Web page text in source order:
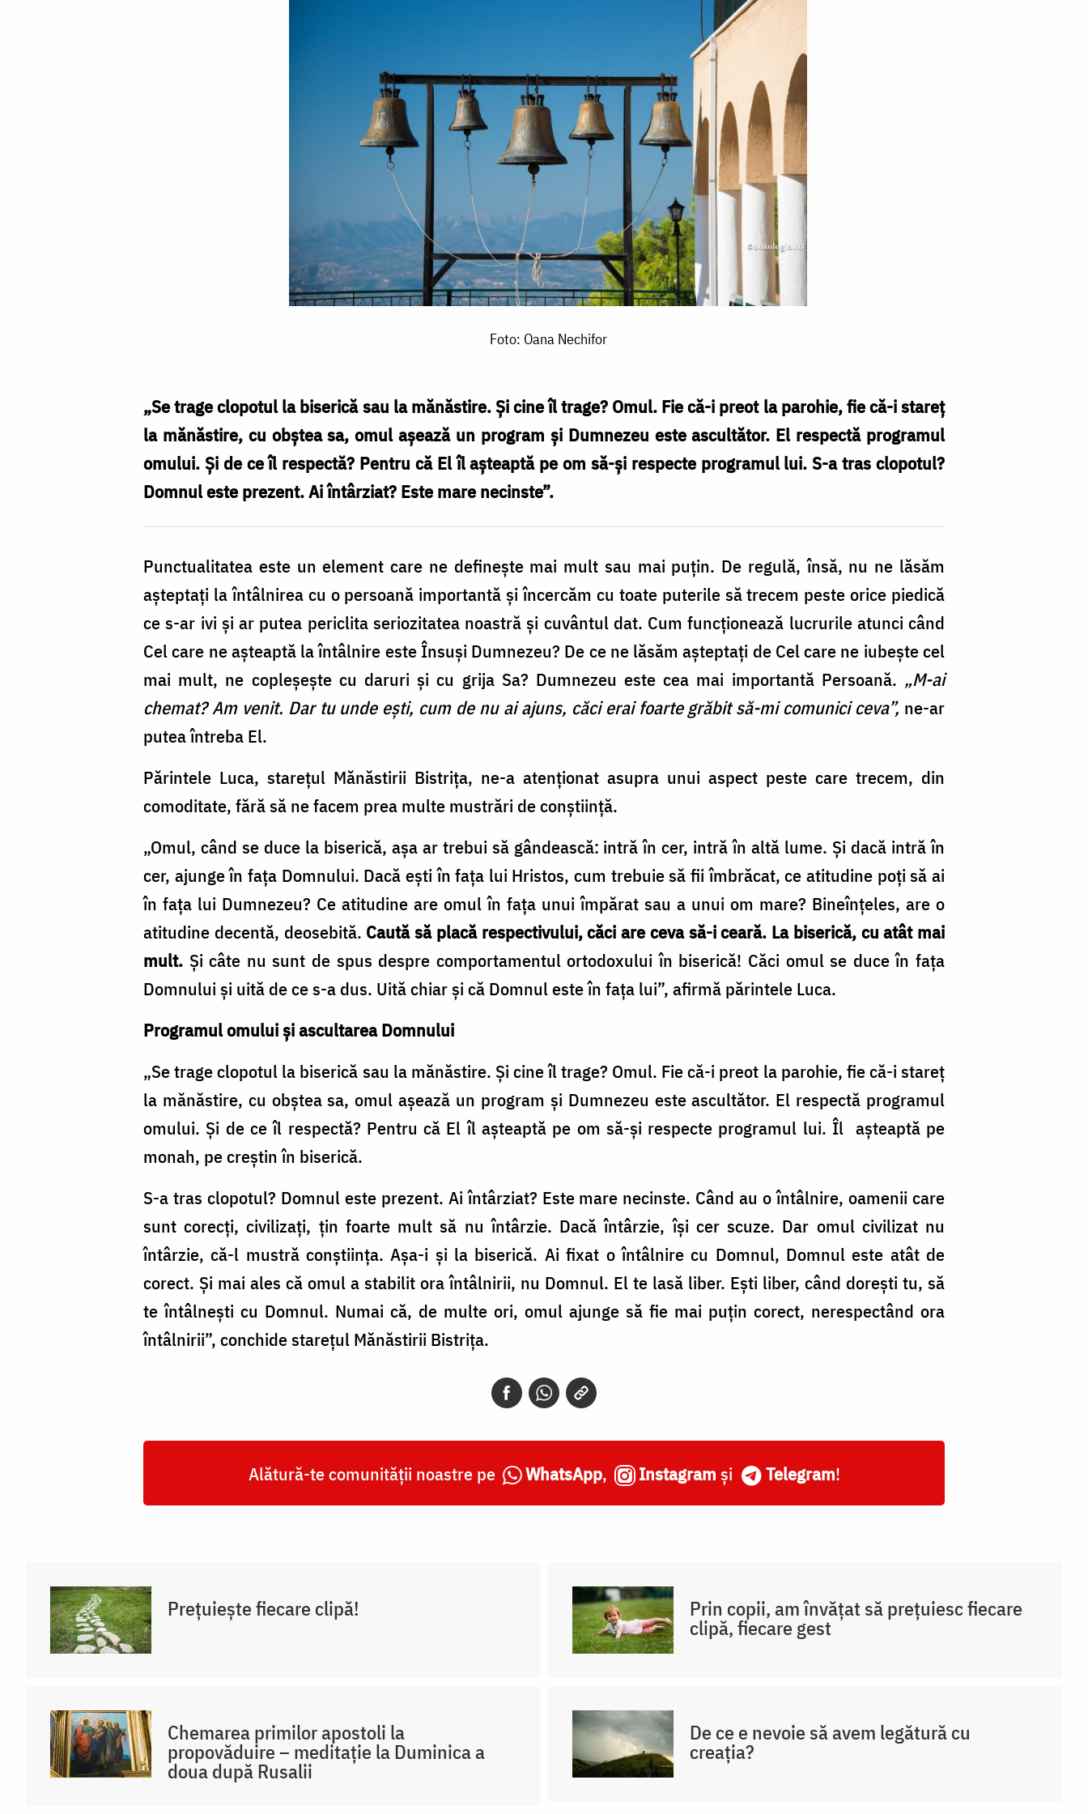
Foto: Oana Nechifor
„Se trage clopotul la biserică sau la mănăstire. Și cine îl trage? Omul. Fie că-i preot la parohie, fie că-i stareț
la mănăstire, cu obștea sa, omul așează un program și Dumnezeu este ascultător. El respectă programul
omului. Și de ce îl respectă? Pentru că El îl așteaptă pe om să-și respecte programul lui. S-a tras clopotul?
Domnul este prezent. Ai întârziat? Este mare necinste”.
Punctualitatea este un element care ne definește mai mult sau mai puțin. De regulă, însă, nu ne lăsăm
așteptați la întâlnirea cu o persoană importantă și încercăm cu toate puterile să trecem peste orice piedică
ce s-ar ivi și ar putea periclita seriozitatea noastră și cuvântul dat. Cum funcționează lucrurile atunci când
Cel care ne așteaptă la întâlnire este Însuși Dumnezeu? De ce ne lăsăm așteptați de Cel care ne iubește cel
mai mult, ne copleșește cu daruri și cu grija Sa? Dumnezeu este cea mai importantă Persoană. „M-ai
chemat? Am venit. Dar tu unde ești, cum de nu ai ajuns, căci erai foarte grăbit să-mi comunici ceva”, ne-ar
putea întreba El.
Părintele Luca, starețul Mănăstirii Bistrița, ne-a atenționat asupra unui aspect peste care trecem, din
comoditate, fără să ne facem prea multe mustrări de conștiință.
„Omul, când se duce la biserică, așa ar trebui să gândească: intră în cer, intră în altă lume. Și dacă intră în
cer, ajunge în fața Domnului. Dacă ești în fața lui Hristos, cum trebuie să fii îmbrăcat, ce atitudine poți să ai
în fața lui Dumnezeu? Ce atitudine are omul în fața unui împărat sau a unui om mare? Bineînțeles, are o
atitudine decentă, deosebită. Caută să placă respectivului, căci are ceva să-i ceară. La biserică, cu atât mai
mult. Și câte nu sunt de spus despre comportamentul ortodoxului în biserică! Căci omul se duce în fața
Domnului și uită de ce s-a dus. Uită chiar și că Domnul este în fața lui”, afirmă părintele Luca.
Programul omului și ascultarea Domnului
„Se trage clopotul la biserică sau la mănăstire. Și cine îl trage? Omul. Fie că-i preot la parohie, fie că-i stareț
la mănăstire, cu obștea sa, omul așează un program și Dumnezeu este ascultător. El respectă programul
omului. Și de ce îl respectă? Pentru că El îl așteaptă pe om să-și respecte programul lui. Îl așteaptă pe
monah, pe creștin în biserică.
S-a tras clopotul? Domnul este prezent. Ai întârziat? Este mare necinste. Când au o întâlnire, oamenii care
sunt corecți, civilizați, țin foarte mult să nu întârzie. Dacă întârzie, își cer scuze. Dar omul civilizat nu
întârzie, că-l mustră conștiința. Așa-i și la biserică. Ai fixat o întâlnire cu Domnul, Domnul este atât de
corect. Și mai ales că omul a stabilit ora întâlnirii, nu Domnul. El te lasă liber. Ești liber, când dorești tu, să
te întâlnești cu Domnul. Numai că, de multe ori, omul ajunge să fie mai puțin corect, nerespectând ora
întâlnirii”, conchide starețul Mănăstirii Bistrița.
Alătură-te comunității noastre pe WhatsApp, Instagram și Telegram!
Prețuiește fiecare clipă! Prin copii, am învățat să prețuiesc fiecare
clipă, fiecare gest
Chemarea primilor apostoli la
propovăduire – meditație la Duminica a
doua după Rusalii
De ce e nevoie să avem legătură cu
creația?